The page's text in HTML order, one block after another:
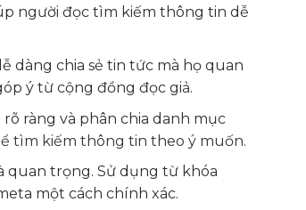
người đọc tìm kiếm thông tin dễ
dàng chia sẻ tin tức mà họ quan
ý từ cộng đồng đọc giả.
ràng và phân chia danh mục
tìm kiếm thông tin theo ý muốn.
quan trọng. Sử dụng từ khóa
một cách chính xác.